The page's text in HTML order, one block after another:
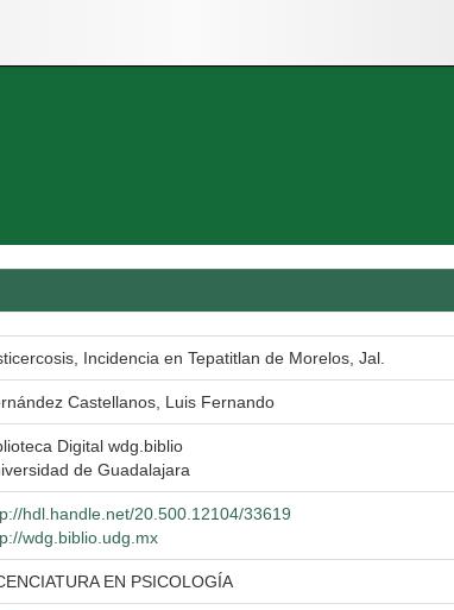
Incidencia en Tepatitlan de Morelos, Jal.
Castellanos, Luis Fernando
Digital wdg.biblio
de Guadalajara
hdl.handle.net/20.500.12104/33619
wdg.biblio.udg.mx
EN PSICOLOGÍA